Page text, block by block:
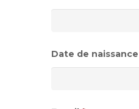
Date de naissance